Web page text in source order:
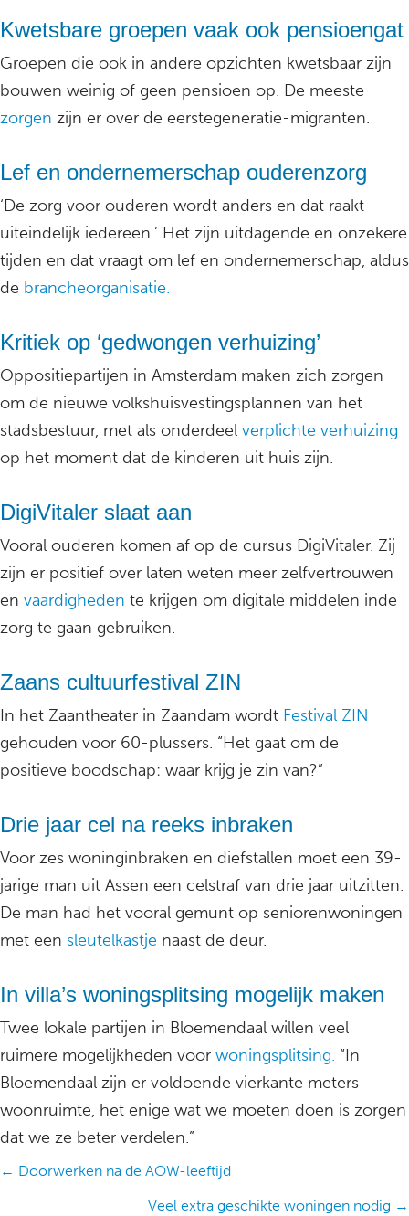
Kwetsbare groepen vaak ook pensioengat
Groepen die ook in andere opzichten kwetsbaar zijn
bouwen weinig of geen pensioen op. De meeste
zorgen zijn er over de eerstegeneratie-migranten.
Lef en ondernemerschap ouderenzorg
‘De zorg voor ouderen wordt anders en dat raakt
uiteindelijk iedereen.’ Het zijn uitdagende en onzekere
tijden en dat vraagt om lef en ondernemerschap, aldus
de brancheorganisatie.
Kritiek op ‘gedwongen verhuizing’
Oppositiepartijen in Amsterdam maken zich zorgen
om de nieuwe volkshuisvestingsplannen van het
stadsbestuur, met als onderdeel verplichte verhuizing
op het moment dat de kinderen uit huis zijn.
DigiVitaler slaat aan
Vooral ouderen komen af op de cursus DigiVitaler. Zij
zijn er positief over laten weten meer zelfvertrouwen
en vaardigheden te krijgen om digitale middelen inde
zorg te gaan gebruiken.
Zaans cultuurfestival ZIN
In het Zaantheater in Zaandam wordt Festival ZIN
gehouden voor 60-plussers. “Het gaat om de
positieve boodschap: waar krijg je zin van?”
Drie jaar cel na reeks inbraken
Voor zes woninginbraken en diefstallen moet een 39-
jarige man uit Assen een celstraf van drie jaar uitzitten.
De man had het vooral gemunt op seniorenwoningen
met een sleutelkastje naast de deur.
In villa’s woningsplitsing mogelijk maken
Twee lokale partijen in Bloemendaal willen veel
ruimere mogelijkheden voor woningsplitsing. “In
Bloemendaal zijn er voldoende vierkante meters
woonruimte, het enige wat we moeten doen is zorgen
dat we ze beter verdelen.”
Posts
← Doorwerken na de AOW-leeftijd
Veel extra geschikte woningen nodig →